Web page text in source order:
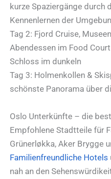
kurze Spaziergänge durch
Kennenlernen der
Tag 2: Fjord Cruise,
Abendessen im Food
Schloss im dunkeln
Tag 3: Holmenkollen &
schönste Panorama über
Oslo Unterkünfte – die
Empfohlene Stadtteile für
Grünerløkka, Aker Brygge
Familienfreundliche Hotels
nah an den